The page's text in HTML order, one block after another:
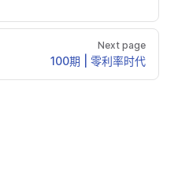
Next page
100期 | 零利率时代